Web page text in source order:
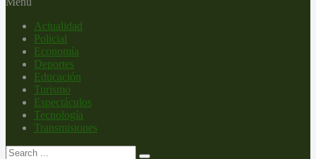
Actualidad
Policial
Economía
Deportes
Educación
Turismo
Espectáculos
Tecnología
Transmisiones